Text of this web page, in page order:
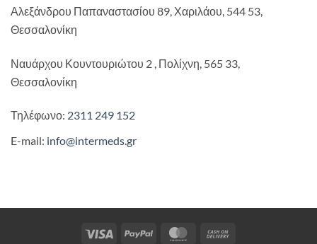
Αλεξάνδρου Παπαναστασίου 89, Χαριλάου, 544 53,
Θεσσαλονίκη
Ναυάρχου Κουντουριώτου 2 , Πολίχνη, 565 33,
Θεσσαλονίκη
Τηλέφωνο: 2311 249 152
E-mail: info@intermeds.gr
Visa PayPal MasterCard